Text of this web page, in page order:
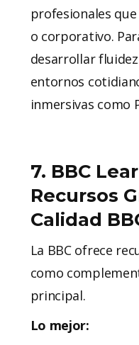
profesionales
o corporativo.
desarrollar
entornos
inmersivas como
7. BBC
Recursos
Calidad
La BBC ofrece
como
principal.
Lo mejor: